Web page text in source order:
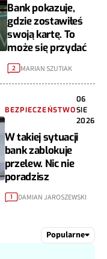
Bank pokazuje,
gdzie zostawiłeś
swoją kartę. To
może się przydać
2 MARIAN SZUTIAK
BEZPIECZEŃSTWO
06
SIE
2026
W takiej sytuacji
bank zablokuje
przelew. Nic nie
poradzisz
1 DAMIAN JAROSZEWSKI
Popularne